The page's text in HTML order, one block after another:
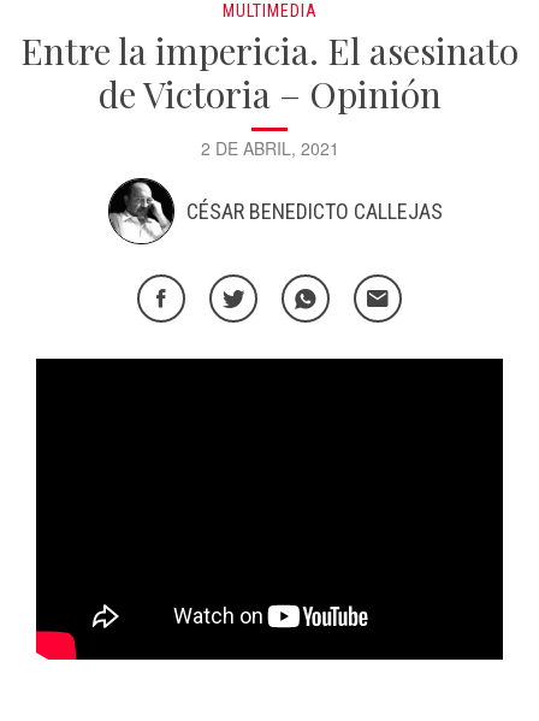
MULTIMEDIA
Entre la impericia. El asesinato
de Victoria – Opinión
2 DE ABRIL, 2021
CÉSAR BENEDICTO CALLEJAS